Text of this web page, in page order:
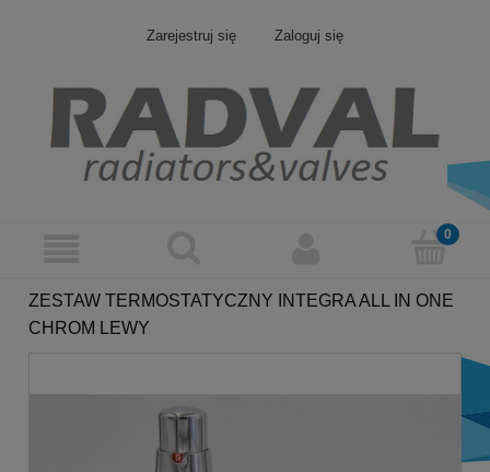
Zarejestruj się Zaloguj się
ZESTAW TERMOSTATYCZNY INTEGRA ALL IN ONE
CHROM LEWY